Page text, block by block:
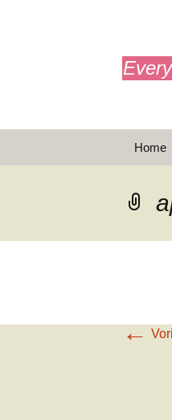
inhoud
Home
←